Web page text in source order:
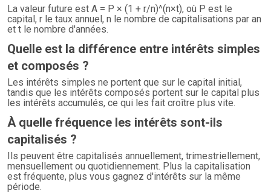
La valeur future est A = P × (1 + r/n)^(n×t), où P est le
capital, r le taux annuel, n le nombre de capitalisations par an
et t le nombre d'années.
Quelle est la différence entre intérêts simples
et composés ?
Les intérêts simples ne portent que sur le capital initial,
tandis que les intérêts composés portent sur le capital plus
les intérêts accumulés, ce qui les fait croître plus vite.
À quelle fréquence les intérêts sont-ils
capitalisés ?
Ils peuvent être capitalisés annuellement, trimestriellement,
mensuellement ou quotidiennement. Plus la capitalisation
est fréquente, plus vous gagnez d'intérêts sur la même
période.